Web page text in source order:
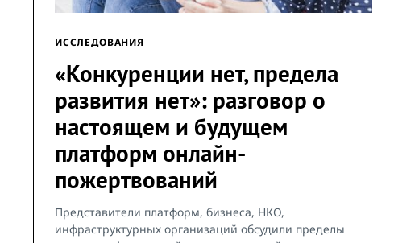
ИССЛЕДОВАНИЯ
«Конкуренции нет, предела
развития нет»: разговор о
настоящем и будущем
платформ онлайн-
пожертвований
Представители платформ, бизнеса, НКО,
инфраструктурных организаций обсудили пределы